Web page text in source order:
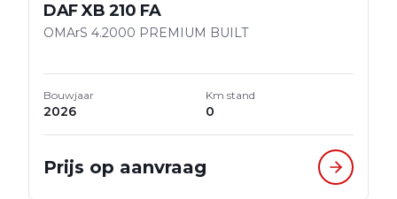
DAF XB 210 FA
OMArS 4.2000 PREMIUM BUILT
Bouwjaar
2026
Km stand
0
Prijs op aanvraag